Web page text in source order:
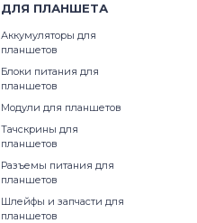
ДЛЯ ПЛАНШЕТА
Аккумуляторы для
планшетов
Блоки питания для
планшетов
Модули для планшетов
Тачскрины для
планшетов
Разъемы питания для
планшетов
Шлейфы и запчасти для
планшетов